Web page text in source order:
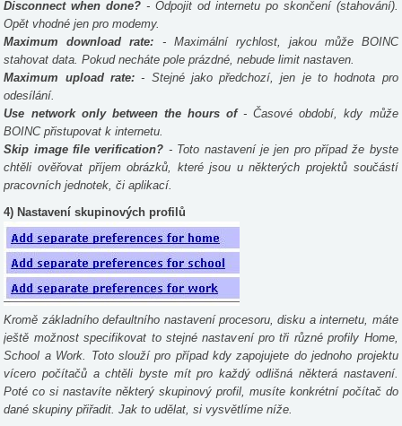
Disconnect when done? - Odpojit od internetu po skončení (stahování).
Opět vhodné jen pro modemy.
Maximum download rate: - Maximální rychlost, jakou může BOINC
stahovat data. Pokud necháte pole prázdné, nebude limit nastaven.
Maximum upload rate: - Stejné jako předchozí, jen je to hodnota pro
odesílání.
Use network only between the hours of- Časové období, kdy může
BOINC přistupovat k internetu.
Skip image file verification? - Toto nastavení je jen pro případ že byste
chtěli ověřovat příjem obrázků, které jsou u některých projektů součástí
pracovních jednotek, či aplikací.
4) Nastavení skupinových profilů
Kromě základního defaultního nastavení procesoru, disku a internetu, máte
ještě možnost specifikovat to stejné nastavení pro tři různé profily Home,
School a Work. Toto slouží pro případ kdy zapojujete do jednoho projektu
vícero počítačů a chtěli byste mít pro každý odlišná některá nastavení.
Poté co si nastavíte některý skupinový profil, musíte konkrétní počítač do
dané skupiny přiřadit. Jak to udělat, si vysvětlíme níže.